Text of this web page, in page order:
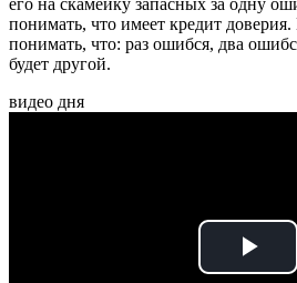
его на скамейку запасных за одну
понимать, что имеет кредит
понимать, что: раз ошибся, два
будет другой.
видео дня
Play